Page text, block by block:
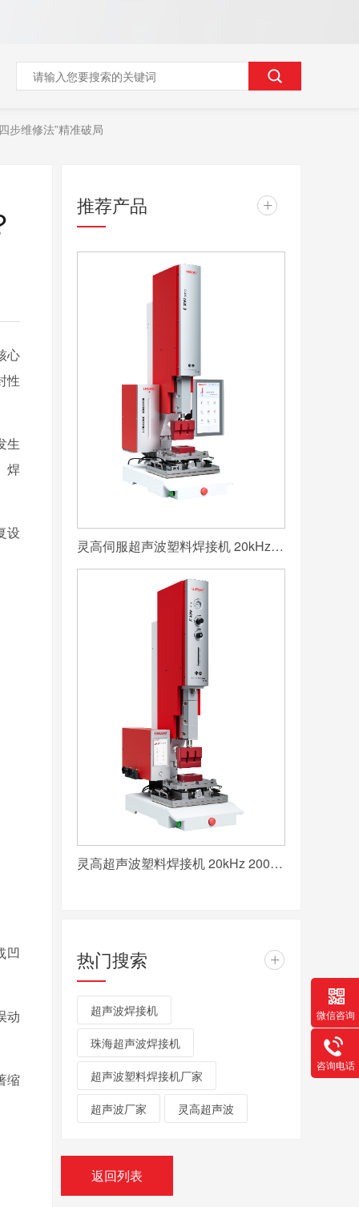
步维修法”精准破局
心
性
生
焊
设
凹
动
缩
推荐产品 +
灵高伺服超声波塑料焊接机 20kHz 2000/3000W K3000 Servo
灵高超声波塑料焊接机 20kHz 2000/3000W K3000 Pro
热门搜索 +
超声波焊接机
珠海超声波焊接机
超声波塑料焊接机厂家
超声波厂家 灵高超声波
返回列表
微信咨询
咨询电话